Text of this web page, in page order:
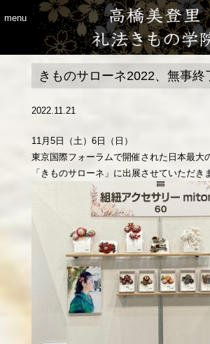
menu
きものサローネ2022、無事終
2022.11.21
11月5日（土）6日（日）
東京国際フォーラムで開催された日本最大
「きものサローネ」に出展させていただき